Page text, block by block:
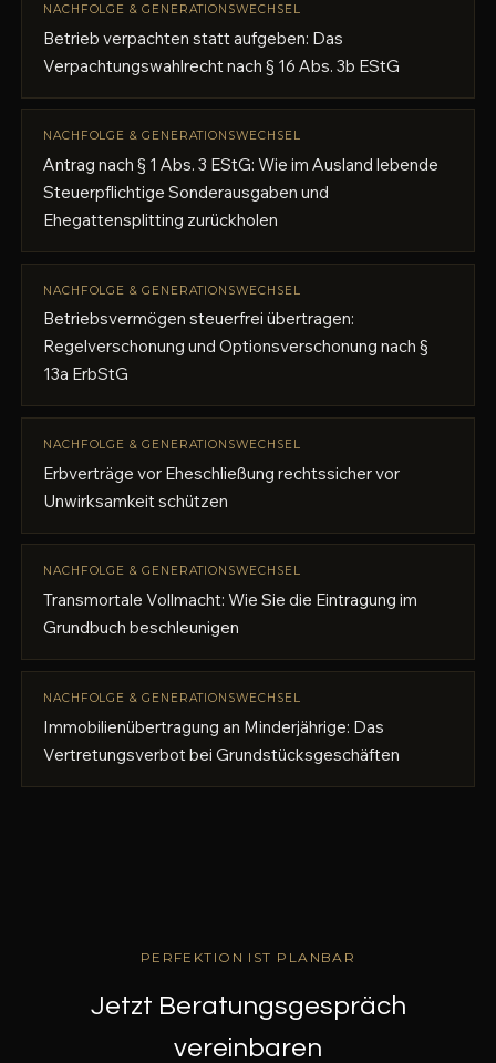
NACHFOLGE & GENERATIONSWECHSEL
Betrieb verpachten statt aufgeben: Das
Verpachtungswahlrecht nach § 16 Abs. 3b EStG
NACHFOLGE & GENERATIONSWECHSEL
Antrag nach § 1 Abs. 3 EStG: Wie im Ausland lebende
Steuerpflichtige Sonderausgaben und
Ehegattensplitting zurückholen
NACHFOLGE & GENERATIONSWECHSEL
Betriebsvermögen steuerfrei übertragen:
Regelverschonung und Optionsverschonung nach §
13a ErbStG
NACHFOLGE & GENERATIONSWECHSEL
Erbverträge vor Eheschließung rechtssicher vor
Unwirksamkeit schützen
NACHFOLGE & GENERATIONSWECHSEL
Transmortale Vollmacht: Wie Sie die Eintragung im
Grundbuch beschleunigen
NACHFOLGE & GENERATIONSWECHSEL
Immobilienübertragung an Minderjährige: Das
Vertretungsverbot bei Grundstücksgeschäften
PERFEKTION IST PLANBAR
Jetzt Beratungsgespräch
vereinbaren